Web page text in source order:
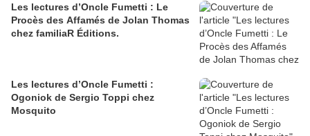
Les lectures d’Oncle Fumetti : Le
Procès des Affamés de Jolan Thomas
chez familiaR Éditions.
Les lectures d’Oncle Fumetti :
Ogoniok de Sergio Toppi chez
Mosquito